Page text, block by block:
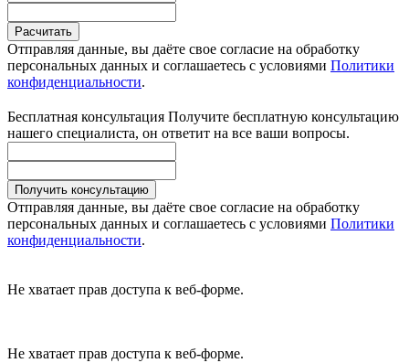
Расчитать
Отправляя данные, вы даёте свое согласие на обработку
персональных данных и соглашаетесь с условиями Политики
конфиденциальности.
Бесплатная консультация Получите бесплатную консультацию
нашего специалиста, он ответит на все ваши вопросы.
Получить консультацию
Отправляя данные, вы даёте свое согласие на обработку
персональных данных и соглашаетесь с условиями Политики
конфиденциальности.
Не хватает прав доступа к веб-форме.
Не хватает прав доступа к веб-форме.